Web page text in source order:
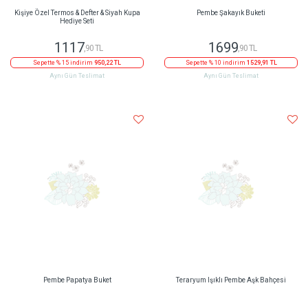
Kişiye Özel Termos & Defter & Siyah Kupa
Hediye Seti
1117,90 TL
Sepette % 15 indirim950,22 TL
Aynı Gün Teslimat
Pembe Şakayık Buketi
1699,90 TL
Sepette % 10 indirim1529,91 TL
Aynı Gün Teslimat
Pembe Papatya Buket Teraryum Işıklı Pembe Aşk Bahçesi